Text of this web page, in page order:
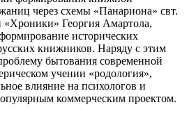
через схемы «Панариона» свт.
Георгия Амартола,
исторических
книжников. Наряду с этим
бытования современной
учении «родология»,
влияние на психологов и
коммерческим проектом.